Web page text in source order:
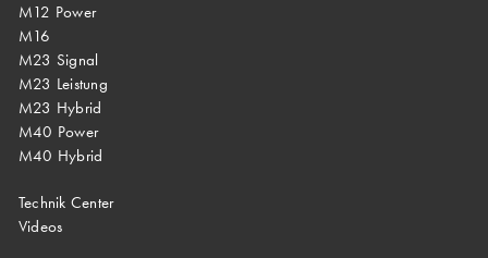
M12 Power
M16
M23 Signal
M23 Leistung
M23 Hybrid
M40 Power
M40 Hybrid
Technik Center
Videos